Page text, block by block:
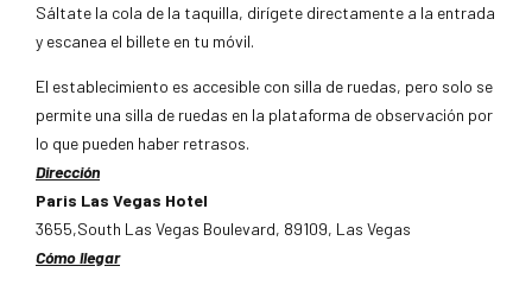
Sáltate la cola de la taquilla, dirígete directamente a la entrada
y escanea el billete en tu móvil.
El establecimiento es accesible con silla de ruedas, pero solo se
permite una silla de ruedas en la plataforma de observación por
lo que pueden haber retrasos.
Dirección
Paris Las Vegas Hotel
3655,South Las Vegas Boulevard, 89109, Las Vegas
Cómo llegar